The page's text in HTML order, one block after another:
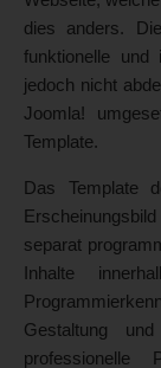
dies anders.
funktionelle und
jedoch nicht
Joomla!
Template.
Das Template
separat
Inhalte
Gestaltung
professionelle